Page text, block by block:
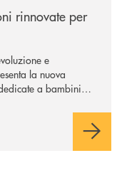
rinnovate per
e
la nuova
a bambini e
il denaro, sempre